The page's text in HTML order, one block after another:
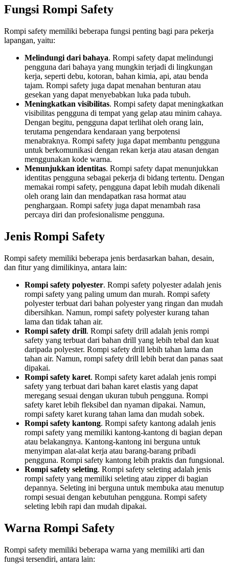
Fungsi Rompi Safety
Rompi safety memiliki beberapa fungsi penting bagi para pekerja
lapangan, yaitu:
Melindungi dari bahaya. Rompi safety dapat melindungi
pengguna dari bahaya yang mungkin terjadi di lingkungan
kerja, seperti debu, kotoran, bahan kimia, api, atau benda
tajam. Rompi safety juga dapat menahan benturan atau
gesekan yang dapat menyebabkan luka pada tubuh.
Meningkatkan visibilitas. Rompi safety dapat meningkatkan
visibilitas pengguna di tempat yang gelap atau minim cahaya.
Dengan begitu, pengguna dapat terlihat oleh orang lain,
terutama pengendara kendaraan yang berpotensi
menabraknya. Rompi safety juga dapat membantu pengguna
untuk berkomunikasi dengan rekan kerja atau atasan dengan
menggunakan kode warna.
Menunjukkan identitas. Rompi safety dapat menunjukkan
identitas pengguna sebagai pekerja di bidang tertentu. Dengan
memakai rompi safety, pengguna dapat lebih mudah dikenali
oleh orang lain dan mendapatkan rasa hormat atau
penghargaan. Rompi safety juga dapat menambah rasa
percaya diri dan profesionalisme pengguna.
Jenis Rompi Safety
Rompi safety memiliki beberapa jenis berdasarkan bahan, desain,
dan fitur yang dimilikinya, antara lain:
Rompi safety polyester. Rompi safety polyester adalah jenis
rompi safety yang paling umum dan murah. Rompi safety
polyester terbuat dari bahan polyester yang ringan dan mudah
dibersihkan. Namun, rompi safety polyester kurang tahan
lama dan tidak tahan air.
Rompi safety drill. Rompi safety drill adalah jenis rompi
safety yang terbuat dari bahan drill yang lebih tebal dan kuat
daripada polyester. Rompi safety drill lebih tahan lama dan
tahan air. Namun, rompi safety drill lebih berat dan panas saat
dipakai.
Rompi safety karet. Rompi safety karet adalah jenis rompi
safety yang terbuat dari bahan karet elastis yang dapat
meregang sesuai dengan ukuran tubuh pengguna. Rompi
safety karet lebih fleksibel dan nyaman dipakai. Namun,
rompi safety karet kurang tahan lama dan mudah sobek.
Rompi safety kantong. Rompi safety kantong adalah jenis
rompi safety yang memiliki kantong-kantong di bagian depan
atau belakangnya. Kantong-kantong ini berguna untuk
menyimpan alat-alat kerja atau barang-barang pribadi
pengguna. Rompi safety kantong lebih praktis dan fungsional.
Rompi safety seleting. Rompi safety seleting adalah jenis
rompi safety yang memiliki seleting atau zipper di bagian
depannya. Seleting ini berguna untuk membuka atau menutup
rompi sesuai dengan kebutuhan pengguna. Rompi safety
seleting lebih rapi dan mudah dipakai.
Warna Rompi Safety
Rompi safety memiliki beberapa warna yang memiliki arti dan
fungsi tersendiri, antara lain: